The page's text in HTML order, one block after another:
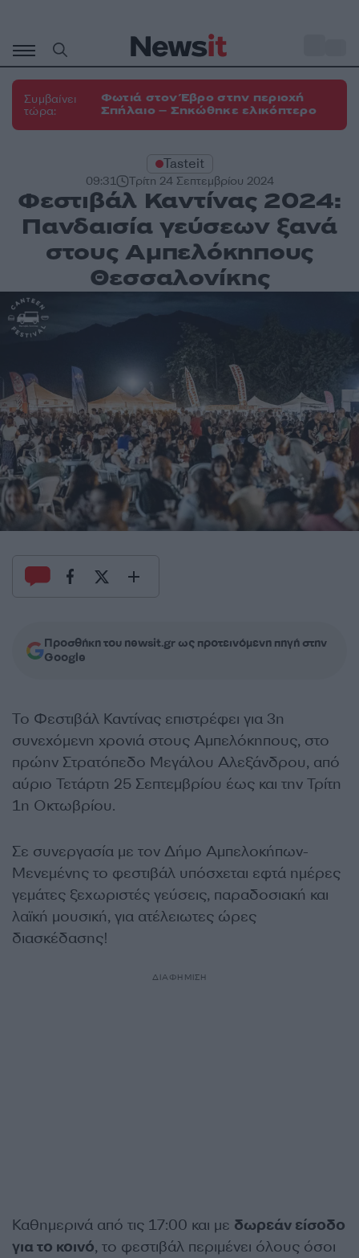
περιεχόμενο
Συμβαίνει
τώρα:
Φωτιά στον Έβρο στην περιοχή
Σπήλαιο – Σηκώθηκε ελικόπτερο
Tasteit
09:31 Τρίτη 24 Σεπτεμβρίου 2024
Φεστιβάλ Καντίνας 2024:
Πανδαισία γεύσεων ξανά
στους Αμπελόκηπους
Θεσσαλονίκης
Προσθήκη του newsit.gr ως προτεινόμενη πηγή στην
Google
Το Φεστιβάλ Καντίνας επιστρέφει για 3η
συνεχόμενη χρονιά στους Αμπελόκηπους, στο
πρώην Στρατόπεδο Μεγάλου Αλεξάνδρου, από
αύριο Τετάρτη 25 Σεπτεμβρίου έως και την Τρίτη
1η Οκτωβρίου.
Σε συνεργασία με τον Δήμο Αμπελοκήπων-
Μενεμένης το φεστιβάλ υπόσχεται εφτά ημέρες
γεμάτες ξεχωριστές γεύσεις, παραδοσιακή και
λαϊκή μουσική, για ατέλειωτες ώρες
διασκέδασης!
ΔΙΑΦΗΜΙΣΗ
Καθημερινά από τις 17:00 και με δωρεάν είσοδο
για το κοινό, το φεστιβάλ περιμένει όλους όσοι